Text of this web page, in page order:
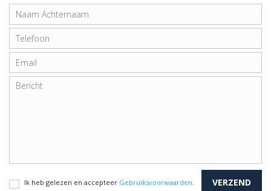
Ik heb gelezen en accepteer Gebruiksvoorwaarden